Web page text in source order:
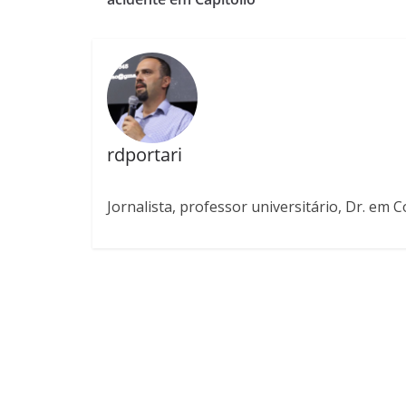
rdportari
Jornalista, professor universitário, Dr. em